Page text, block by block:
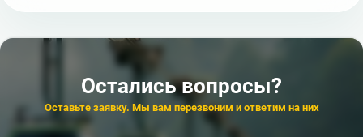
Пятигорье
Пятигорск
Курортная
‹ ›
Тарханы
Пятигорск
Зори
‹ ›
Остались вопросы?
Оставьте заявку. Мы вам перезвоним и ответим на них